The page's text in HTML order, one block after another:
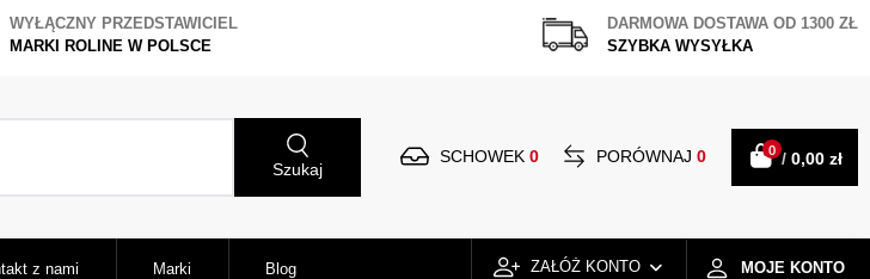
WYŁĄCZNY PRZEDSTAWICIEL
MARKI ROLINE W POLSCE
DARMOWA DOSTAWA OD 1300 ZŁ
SZYBKA WYSYŁKA
Szukaj
SCHOWEK 0 PORÓWNAJ 0 0 / 0,00 zł
z nami Marki Blog MOJE KONTO
ZAŁÓŻ KONTO